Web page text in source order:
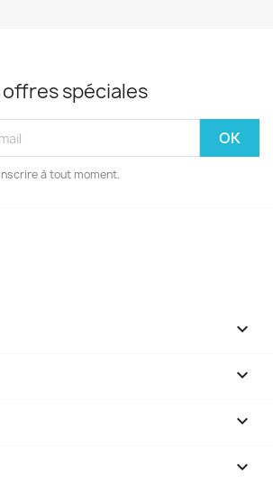
spéciales
à tout moment.



keyboard_arrow_down